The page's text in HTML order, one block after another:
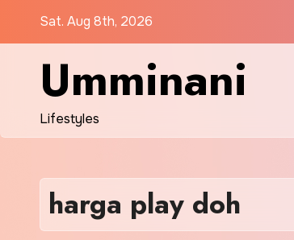
Sat. Aug 8th, 2026
Umminani
Lifestyles
harga play doh